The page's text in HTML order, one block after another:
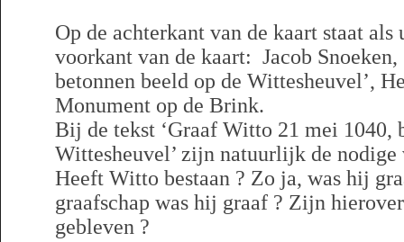
Op de achterkant van de kaart staat
voorkant van de kaart: Jacob
betonnen beeld op de Wittesheuvel’,
Monument op de Brink.
Bij de tekst ‘Graaf Witto 21 mei 1040,
Wittesheuvel’ zijn natuurlijk de nodige
Heeft Witto bestaan ? Zo ja, was hij
graafschap was hij graaf ? Zijn
gebleven ?